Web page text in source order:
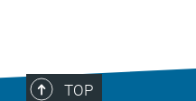
TOP